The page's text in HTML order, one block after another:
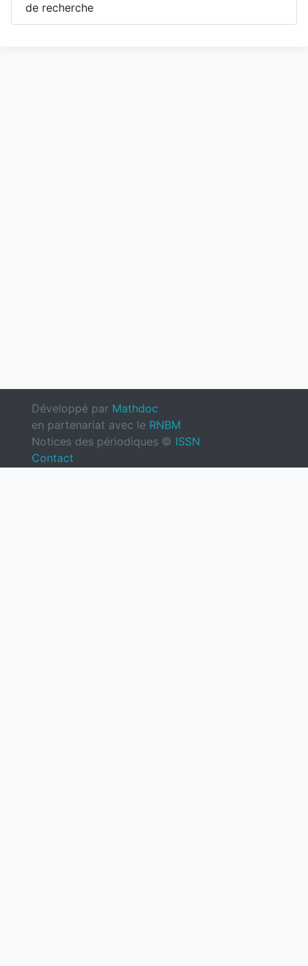
de recherche
Développé par Mathdoc
en partenariat avec le RNBM
Notices des périodiques © ISSN
Contact